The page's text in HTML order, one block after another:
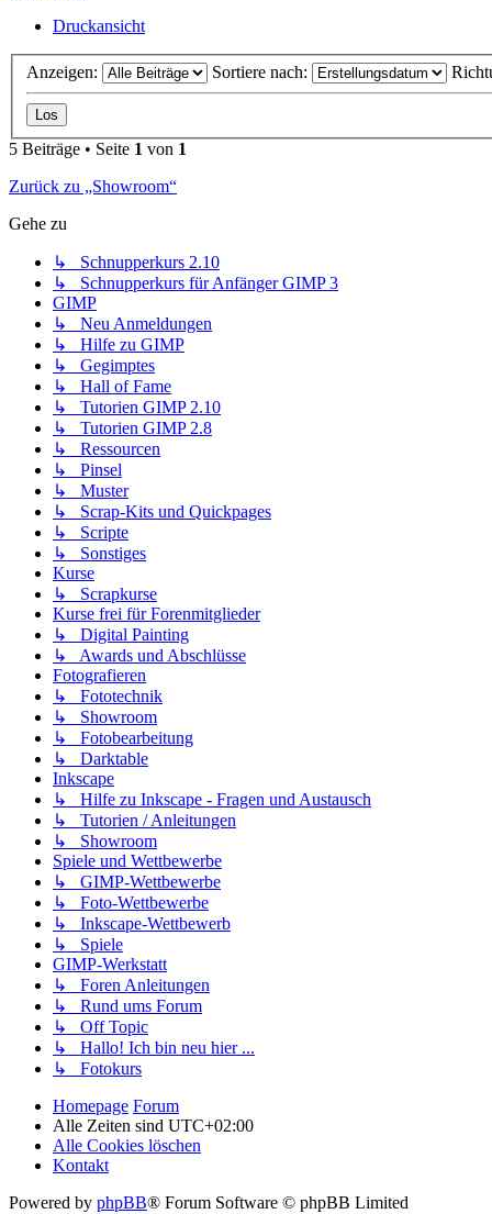
Druckansicht
Anzeigen: Sortiere nach:
5 Beiträge • Seite 1 von 1
Zurück zu „Showroom“
Gehe zu
↳ Schnupperkurs 2.10
↳ Schnupperkurs für Anfänger GIMP 3
GIMP
↳ Neu Anmeldungen
↳ Hilfe zu GIMP
↳ Gegimptes
↳ Hall of Fame
↳ Tutorien GIMP 2.10
↳ Tutorien GIMP 2.8
↳ Ressourcen
↳ Pinsel
↳ Muster
↳ Scrap-Kits und Quickpages
↳ Scripte
↳ Sonstiges
Kurse
↳ Scrapkurse
Kurse frei für Forenmitglieder
↳ Digital Painting
↳ Awards und Abschlüsse
Fotografieren
↳ Fototechnik
↳ Showroom
↳ Fotobearbeitung
↳ Darktable
Inkscape
↳ Hilfe zu Inkscape - Fragen und Austausch
↳ Tutorien / Anleitungen
↳ Showroom
Spiele und Wettbewerbe
↳ GIMP-Wettbewerbe
↳ Foto-Wettbewerbe
↳ Inkscape-Wettbewerb
↳ Spiele
GIMP-Werkstatt
↳ Foren Anleitungen
↳ Rund ums Forum
↳ Off Topic
↳ Hallo! Ich bin neu hier ...
↳ Fotokurs
Homepage Forum
Alle Zeiten sind UTC+02:00
Alle Cookies löschen
Kontakt
Powered by phpBB® Forum Software © phpBB Limited